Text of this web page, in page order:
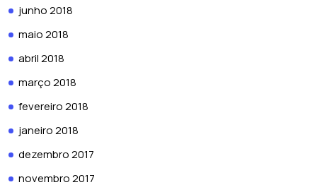
junho 2018
maio 2018
abril 2018
março 2018
fevereiro 2018
janeiro 2018
dezembro 2017
novembro 2017